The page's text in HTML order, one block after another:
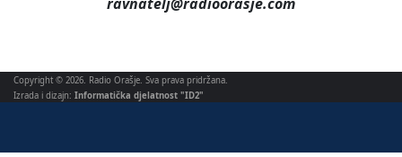
Copyright © 2026. Radio Orašje. Sva prava pridržana.
Izrada i dizajn: Informatička djelatnost "ID2"